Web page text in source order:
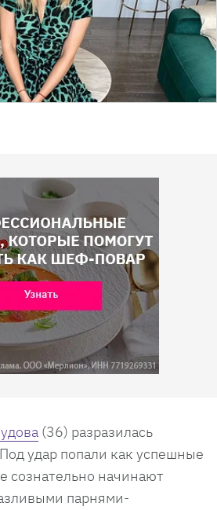
(36) разразилась
удар попали как успешные
начинают
парнями-